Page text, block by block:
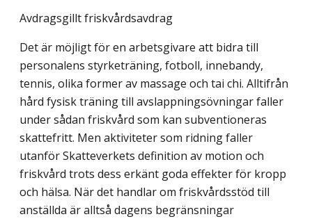
Avdragsgillt friskvårdsavdrag
Det är möjligt för en arbetsgivare att bidra till
personalens styrketräning, fotboll, innebandy,
tennis, olika former av massage och tai chi. Alltifrån
hård fysisk träning till avslappningsövningar faller
under sådan friskvård som kan subventioneras
skattefritt. Men aktiviteter som ridning faller
utanför Skatteverkets definition av motion och
friskvård trots dess erkänt goda effekter för kropp
och hälsa. När det handlar om friskvårdsstöd till
anställda är alltså dagens begränsningar